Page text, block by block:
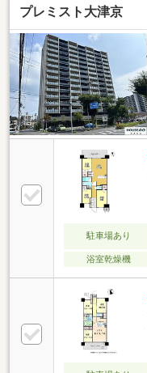
プレミスト大津京
駐車場あり
浴室乾燥機